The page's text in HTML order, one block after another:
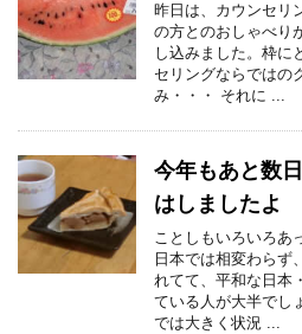
昨日は、カウンセリ
の方とのおしゃべり
し込みました。枠に
セリングならではの
み・・・ それに ...
今年もあと数
はしましたよ
ことしもいろいろあ
日本では相変わらず
れてて、平和な日本
ている人が大半でし
では大きく状況 ...